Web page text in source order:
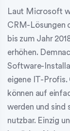
Laut Microsoft
CRM-Lösungen
bis zum Jahr
erhöhen.
Software-
eigene IT-
können auf
werden und sind
nutzbar. Einzig